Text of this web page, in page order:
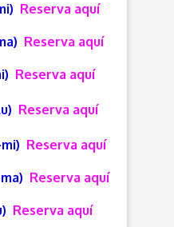
Reserva aquí
Reserva aquí
Reserva aquí
Reserva aquí
Reserva aquí
Reserva aquí
Reserva aquí